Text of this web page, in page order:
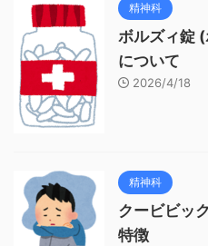
精神科
ボルズィ錠
について
2026/4/18
精神科
クービビッ
特徴